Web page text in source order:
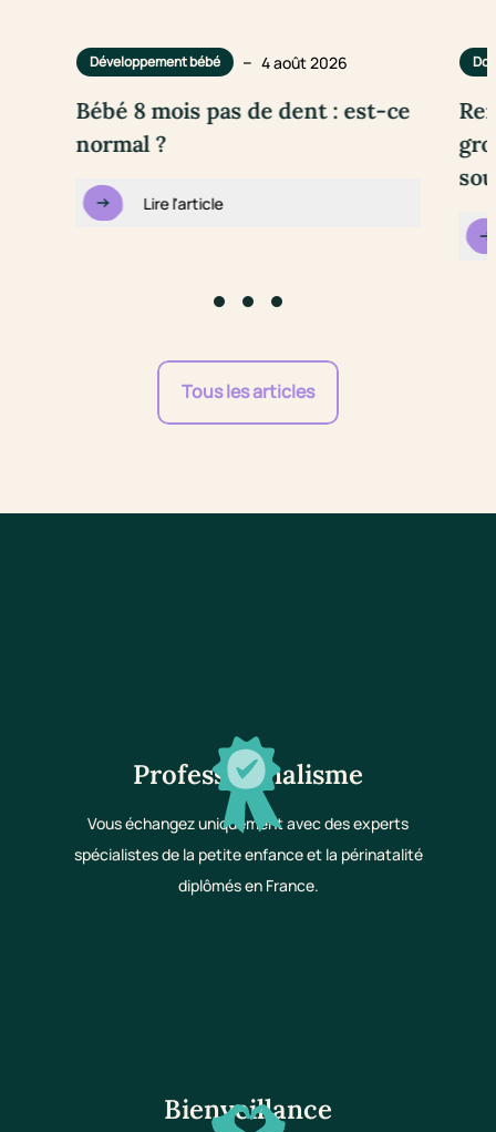
Développement bébé – 4 août 2026
Bébé 8 mois pas de dent : est-ce
normal ?
Lire l'article
Tous les articles
Professionnalisme
Vous échangez uniquement avec des experts
spécialistes de la petite enfance et la périnatalité
diplômés en France.
Bienveillance